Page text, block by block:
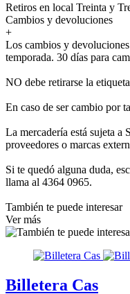
Retiros en local Treinta y
Cambios y devoluciones
+
Los cambios y
temporada. 30 días para
NO debe retirarse la
En caso de ser cambio por
La mercadería está sujeta a
proveedores o marcas
Si te quedó alguna duda,
llama al 4364 0965.
También te puede interesar
Ver más
Billetera Cas